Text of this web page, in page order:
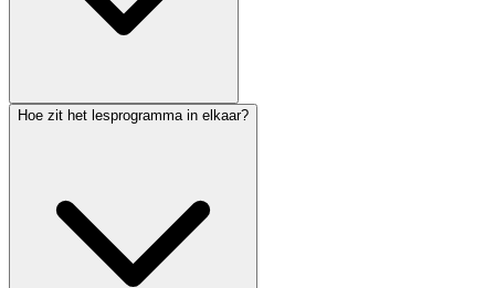
Hoe zit het lesprogramma in elkaar?